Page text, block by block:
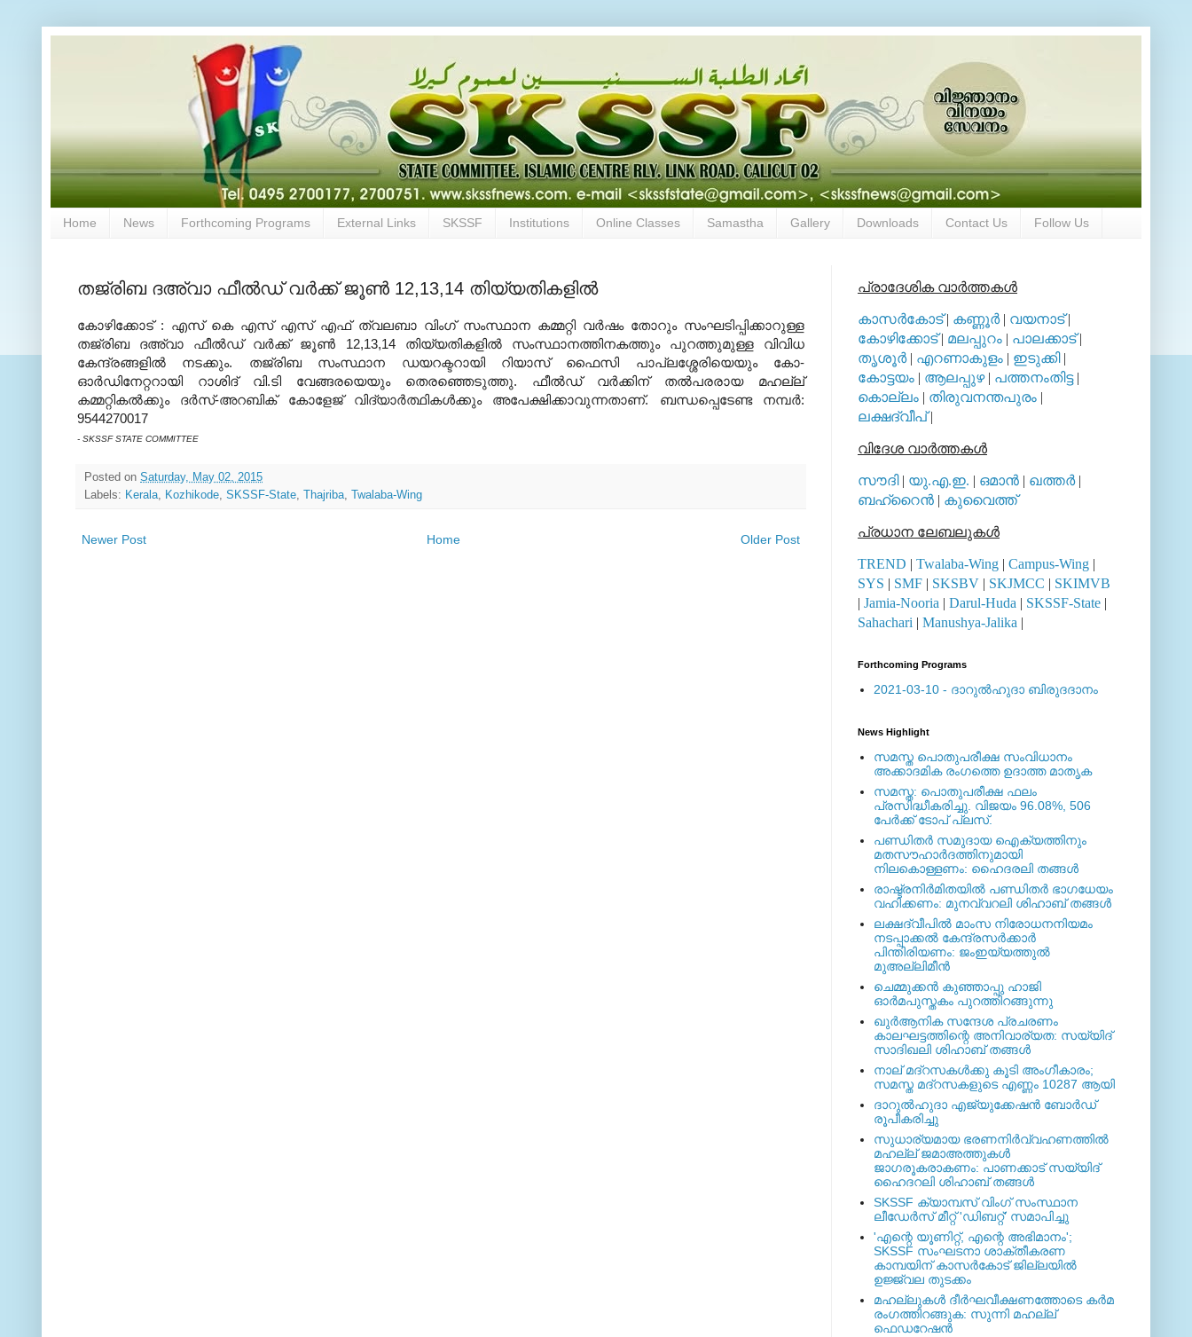
Home News Forthcoming Programs External Links SKSSF Institutions Online Classes Samastha Gallery Downloads Contact Us Follow Us
തജ്‌രിബ ദഅ്‌വാ ഫീല്‍ഡ് വര്‍ക്ക് ജൂണ്‍ 12,13,14 തിയ്യതികളില്‍
കോഴിക്കോട് : എസ് കെ എസ് എസ് എഫ് ത്വലബാ വിംഗ് സംസ്ഥാന കമ്മറ്റി വര്‍ഷം തോറും സംഘടിപ്പിക്കാറുള്ള
തജ്‌രിബ ദഅ്‌വാ ഫീല്‍ഡ് വര്‍ക്ക് ജൂണ്‍ 12,13,14 തിയ്യതികളില്‍ സംസ്ഥാനത്തിനകത്തും പുറത്തുമുള്ള വിവിധ
കേന്ദ്രങ്ങളില്‍ നടക്കും. തജ്‌രിബ സംസ്ഥാന ഡയറക്ടറായി റിയാസ് ഫൈസി പാപ്ലശ്ശേരിയെയും കോ-
ഓര്‍ഡിനേറ്ററായി റാശിദ് വി.ടി വേങ്ങരയെയും തെരഞ്ഞെടുത്തു. ഫീല്‍ഡ് വര്‍ക്കിന് തല്‍പരരായ മഹല്ല്
കമ്മറ്റികല്‍ക്കും ദര്‍സ്-അറബിക് കോളേജ് വിദ്യാര്‍ത്ഥികള്‍ക്കും അപേക്ഷിക്കാവുന്നതാണ്. ബന്ധപ്പെടേണ്ട നമ്പര്‍:
9544270017
- SKSSF STATE COMMITTEE
Posted on Saturday, May 02, 2015
Labels: Kerala Kozhikode SKSSF-State Thajriba Twalaba-Wing
Newer Post Older Post
Home
പ്രാദേശിക വാര്‍ത്തകള്‍
കാസര്‍കോട്| കണ്ണൂര്‍| വയനാട്|
കോഴിക്കോട്| മലപ്പുറം | പാലക്കാട്|
തൃശൂര്‍| എറണാകുളം | ഇടുക്കി|
കോട്ടയം | ആലപ്പുഴ| പത്തനംതിട്ട|
കൊല്ലം | തിരുവനന്തപുരം |
ലക്ഷദ്വീപ്|
വിദേശ വാര്‍ത്തകള്‍
സൗദി| യു.എ.ഇ. | ഒമാന്‍ | ഖത്തര്‍|
ബഹ്റൈന്‍ | കുവൈത്ത്
പ്രധാന ലേബലുകള്‍
TREND | Twalaba-Wing | Campus-Wing |
SYS | SMF | SKSBV | SKJMCC | SKIMVB
| Jamia-Nooria | Darul-Huda | SKSSF-State |
Sahachari | Manushya-Jalika |
Forthcoming Programs
2021-03-10 - ദാറുല്‍ഹുദാ ബിരുദദാനം
News Highlight
സമസ്ത പൊതുപരീക്ഷ സംവിധാനം
അക്കാദമിക രംഗത്തെ ഉദാത്ത മാതൃക
സമസ്ത: പൊതുപരീക്ഷ ഫലം
പ്രസിദ്ധീകരിച്ചു. വിജയം 96.08%, 506
പേര്‍ക്ക് ടോപ് പ്ലസ്.
പണ്ഡിതര്‍ സമുദായ ഐക്യത്തിനും
മതസൗഹാര്‍ദത്തിനുമായി
നിലകൊള്ളണം: ഹൈദരലി തങ്ങള്‍
രാഷ്ട്രനിര്‍മിതയില്‍ പണ്ഡിതര്‍ ഭാഗധേയം
വഹിക്കണം: മുനവ്വറലി ശിഹാബ് തങ്ങള്‍
ലക്ഷദ്വീപില്‍ മാംസ നിരോധനനിയമം
നടപ്പാക്കല്‍ കേന്ദ്രസര്‍ക്കാര്‍
പിന്തിരിയണം: ജംഇയ്യത്തുല്‍
മുഅല്ലിമീന്‍
ചെമ്മുക്കന്‍ കുഞ്ഞാപ്പു ഹാജി
ഓര്‍മപുസ്തകം പുറത്തിറങ്ങുന്നു
ഖുര്‍ആനിക സന്ദേശ പ്രചരണം
കാലഘട്ടത്തിന്റെ അനിവാര്യത: സയ്യിദ്
സാദിഖലി ശിഹാബ് തങ്ങള്‍
നാല് മദ്‌റസകള്‍ക്കു കൂടി അംഗീകാരം;
സമസ്ത മദ്‌റസകളുടെ എണ്ണം 10287 ആയി
ദാറുല്‍ഹുദാ എജ്യുക്കേഷന്‍ ബോര്‍ഡ്
രൂപീകരിച്ചു
സുധാര്യമായ ഭരണനിര്‍വ്വഹണത്തില്‍
മഹല്ല് ജമാഅത്തുകള്‍
ജാഗരൂകരാകണം: പാണക്കാട് സയ്യിദ്
ഹൈദറലി ശിഹാബ് തങ്ങള്‍
SKSSF ക്യാമ്പസ് വിംഗ് സംസ്ഥാന
ലീഡേർസ് മീറ്റ് 'ഡിബറ്റ്' സമാപിച്ചു
'എന്റെ യൂണിറ്റ്, എന്റെ അഭിമാനം';
SKSSF സംഘടനാ ശാക്തീകരണ
കാമ്പയിന് കാസര്‍കോട് ജില്ലയില്‍
ഉജ്ജ്വല തുടക്കം
മഹല്ലുകള്‍ ദീര്‍ഘവീക്ഷണത്തോടെ കര്‍മ
രംഗത്തിറങ്ങുക: സുന്നി മഹല്ല്
ഫെഡറേഷന്‍